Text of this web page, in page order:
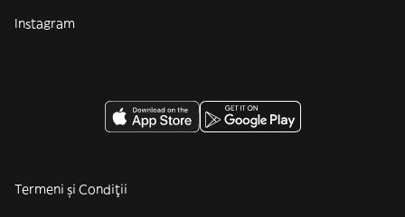
Instagram
Termeni și Condiții